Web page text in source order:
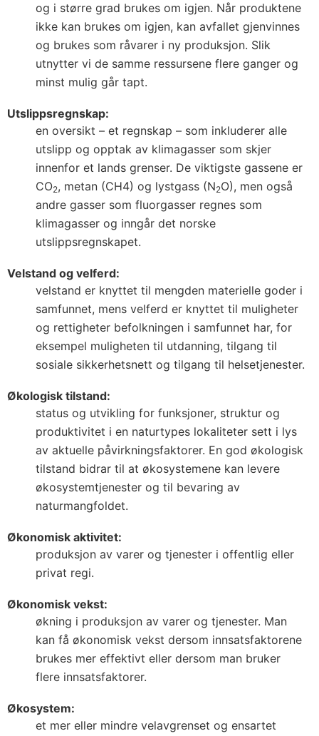
og i større grad brukes om igjen. Når produktene
ikke kan brukes om igjen, kan avfallet gjenvinnes
og brukes som råvarer i ny produksjon. Slik
utnytter vi de samme ressursene flere ganger og
minst mulig går tapt.
Utslippsregnskap:
en oversikt – et regnskap – som inkluderer alle
utslipp og opptak av klimagasser som skjer
innenfor et lands grenser. De viktigste gassene er
CO2, metan (CH4) og lystgass (N2O), men også
andre gasser som fluorgasser regnes som
klimagasser og inngår det norske
utslippsregnskapet.
Velstand og velferd:
velstand er knyttet til mengden materielle goder i
samfunnet, mens velferd er knyttet til muligheter
og rettigheter befolkningen i samfunnet har, for
eksempel muligheten til utdanning, tilgang til
sosiale sikkerhetsnett og tilgang til helsetjenester.
Økologisk tilstand:
status og utvikling for funksjoner, struktur og
produktivitet i en naturtypes lokaliteter sett i lys
av aktuelle påvirkningsfaktorer. En god økologisk
tilstand bidrar til at økosystemene kan levere
økosystemtjenester og til bevaring av
naturmangfoldet.
Økonomisk aktivitet:
produksjon av varer og tjenester i offentlig eller
privat regi.
Økonomisk vekst:
økning i produksjon av varer og tjenester. Man
kan få økonomisk vekst dersom innsatsfaktorene
brukes mer effektivt eller dersom man bruker
flere innsatsfaktorer.
Økosystem:
et mer eller mindre velavgrenset og ensartet